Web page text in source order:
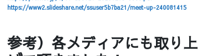
https://www2.slideshare.net/ssuser5b7ba21/meet-up-240081415
参考）各メディアにも取り上